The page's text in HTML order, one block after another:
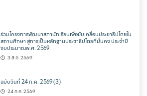
ร่วมโครงการพัฒนาสภานักเรียนเพื่อขับเคลื่อนประชาธิปไตยใน
สถานศึกษา สู่การเป็นหลักฐานประชาธิปไตยที่มั่นคง ประจำปี
งบประมาณพ.ศ. 2569
3 ส.ค. 2569
ฉบับวันที่ 24 ก.ค. 2569 (3)
24 ก.ค. 2569